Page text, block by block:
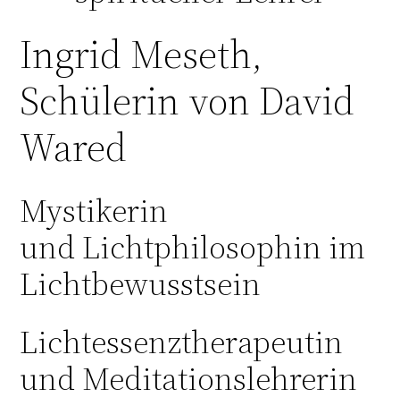
Ingrid Meseth,
Schülerin von David
Wared
Mystikerin
und Lichtphilosophin im
Lichtbewusstsein
Lichtessenztherapeutin
und Meditationslehrerin